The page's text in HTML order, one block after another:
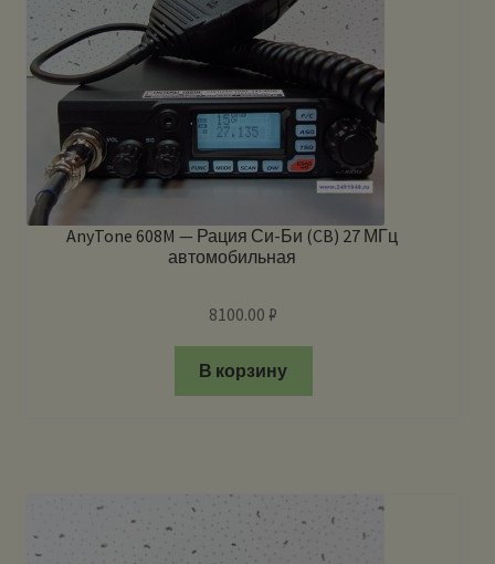
AnyTone 608M — Рация Си-Би (CB) 27 МГц
автомобильная
8100.00₽
В корзину